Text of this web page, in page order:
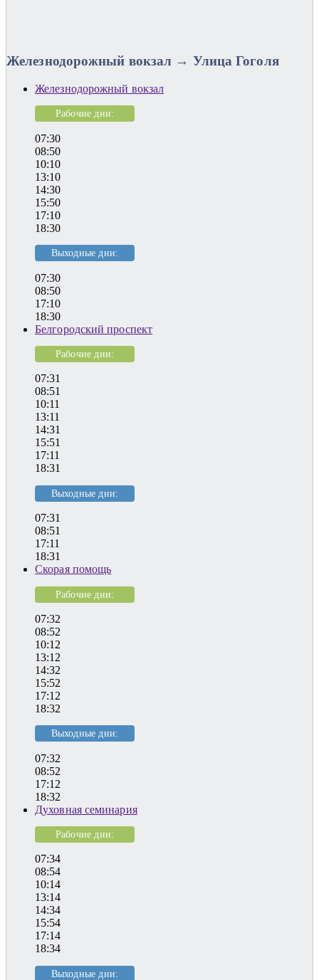
Железнодорожный вокзал → Улица Гоголя
Железнодорожный вокзал
Рабочие дни:
07:30
08:50
10:10
13:10
14:30
15:50
17:10
18:30
Выходные дни:
07:30
08:50
17:10
18:30
Белгородский проспект
Рабочие дни:
07:31
08:51
10:11
13:11
14:31
15:51
17:11
18:31
Выходные дни:
07:31
08:51
17:11
18:31
Скорая помощь
Рабочие дни:
07:32
08:52
10:12
13:12
14:32
15:52
17:12
18:32
Выходные дни:
07:32
08:52
17:12
18:32
Духовная семинария
Рабочие дни:
07:34
08:54
10:14
13:14
14:34
15:54
17:14
18:34
Выходные дни: